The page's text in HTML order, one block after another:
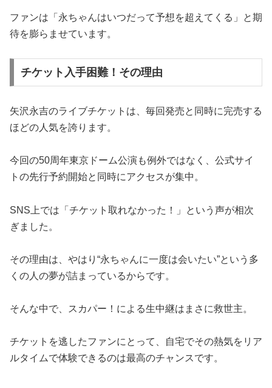
ファンは「永ちゃんはいつだって予想を超えてくる」と期
待を膨らませています。
チケット入手困難！その理由
矢沢永吉のライブチケットは、毎回発売と同時に完売する
ほどの人気を誇ります。
今回の50周年東京ドーム公演も例外ではなく、公式サイ
トの先行予約開始と同時にアクセスが集中。
SNS上では「チケット取れなかった！」という声が相次
ぎました。
その理由は、やはり“永ちゃんに一度は会いたい”という多
くの人の夢が詰まっているからです。
そんな中で、スカパー！による生中継はまさに救世主。
チケットを逃したファンにとって、自宅でその熱気をリア
ルタイムで体験できるのは最高のチャンスです。